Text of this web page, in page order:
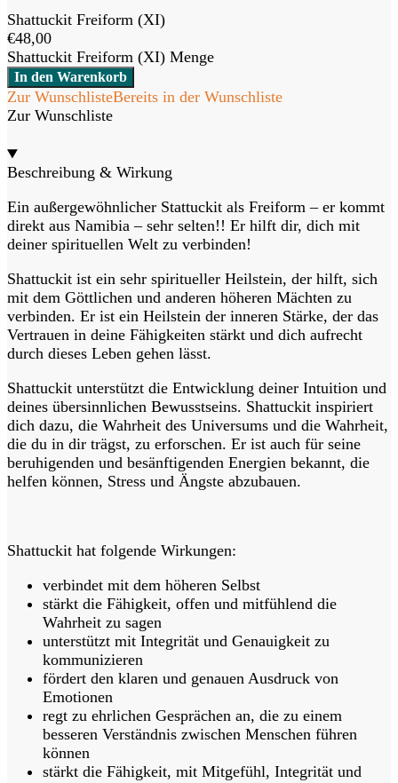
Shattuckit Freiform (XI)
€48,00
Shattuckit Freiform (XI) Menge
In den Warenkorb
Zur WunschlisteBereits in der Wunschliste
Zur Wunschliste
Beschreibung & Wirkung
Ein außergewöhnlicher Stattuckit als Freiform – er kommt
direkt aus Namibia – sehr selten!! Er hilft dir, dich mit
deiner spirituellen Welt zu verbinden!
Shattuckit ist ein sehr spiritueller Heilstein, der hilft, sich
mit dem Göttlichen und anderen höheren Mächten zu
verbinden. Er ist ein Heilstein der inneren Stärke, der das
Vertrauen in deine Fähigkeiten stärkt und dich aufrecht
durch dieses Leben gehen lässt.
Shattuckit unterstützt die Entwicklung deiner Intuition und
deines übersinnlichen Bewusstseins. Shattuckit inspiriert
dich dazu, die Wahrheit des Universums und die Wahrheit,
die du in dir trägst, zu erforschen. Er ist auch für seine
beruhigenden und besänftigenden Energien bekannt, die
helfen können, Stress und Ängste abzubauen.
Shattuckit hat folgende Wirkungen:
verbindet mit dem höheren Selbst
stärkt die Fähigkeit, offen und mitfühlend die
Wahrheit zu sagen
unterstützt mit Integrität und Genauigkeit zu
kommunizieren
fördert den klaren und genauen Ausdruck von
Emotionen
regt zu ehrlichen Gesprächen an, die zu einem
besseren Verständnis zwischen Menschen führen
können
stärkt die Fähigkeit, mit Mitgefühl, Integrität und